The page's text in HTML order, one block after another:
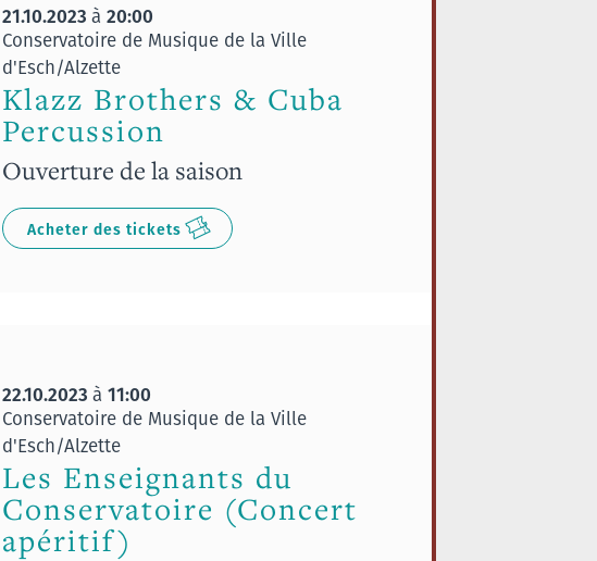
21.10.2023 à 20:00
Conservatoire de Musique de la Ville
d'Esch/Alzette
Klazz Brothers & Cuba
Percussion
Ouverture de la saison
Acheter des tickets
22.10.2023 à 11:00
Conservatoire de Musique de la Ville
d'Esch/Alzette
Les Enseignants du
Conservatoire (Concert
apéritif)